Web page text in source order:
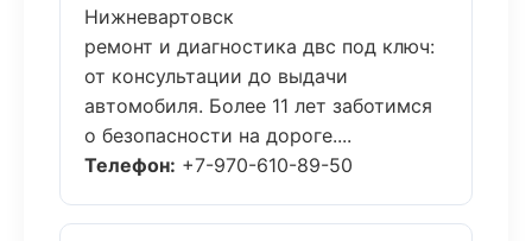
Нижневартовск
ремонт и диагностика двс под ключ:
от консультации до выдачи
автомобиля. Более 11 лет заботимся
о безопасности на дороге....
Телефон: +7-970-610-89-50